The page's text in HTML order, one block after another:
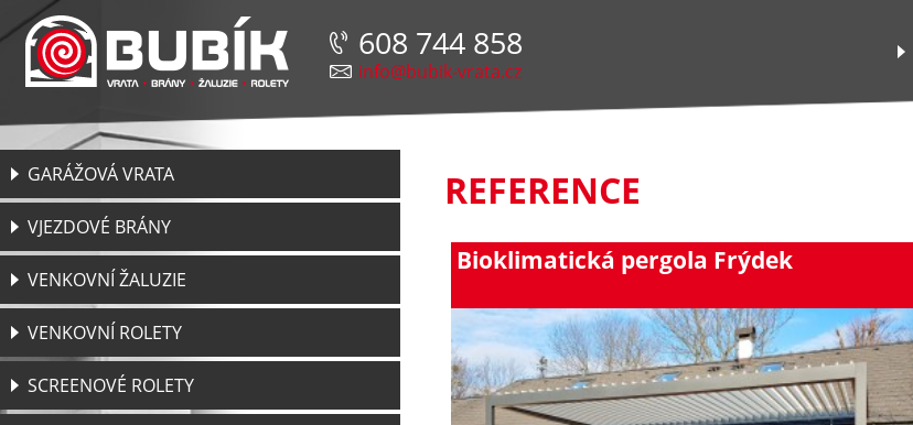
608 744 858
info@bubik-vrata.cz
GARÁŽOVÁ VRATA
VJEZDOVÉ BRÁNY
VENKOVNÍ ŽALUZIE
VENKOVNÍ ROLETY
SCREENOVÉ ROLETY
REFERENCE
Bioklimatická pergola Frýdek